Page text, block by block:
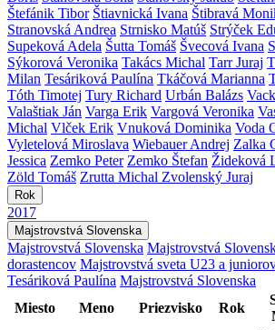
Štefánik Tibor Štiavnická Ivana Štibravá
Stranovská Andrea Strnisko Matúš Strýček
Supeková Adela Šutta Tomáš Švecová Ivana
Sýkorová Veronika Takács Michal Tarr Juraj
Milan Tesáriková Paulína Tkáčová Marianna
Tóth Timotej Tury Richard Urbán Balázs
Valaštiak Ján Varga Erik Vargová Veronika
Michal Vlček Erik Vnuková Dominika Voda
Vyletelová Miroslava Wiebauer Andrej Zalka
Jessica Zemko Peter Zemko Štefan Žideková
Zöld Tomáš Zrutta Michal Zvolenský Juraj
Rok
2017
Majstrovstvá Slovenska
Majstrovstvá Slovenska Majstrovstvá
dorastencov Majstrovstvá sveta U23 a
Tesáriková Paulína Majstrovstvá Slovenska
Miesto
Meno Priezvisko Rok